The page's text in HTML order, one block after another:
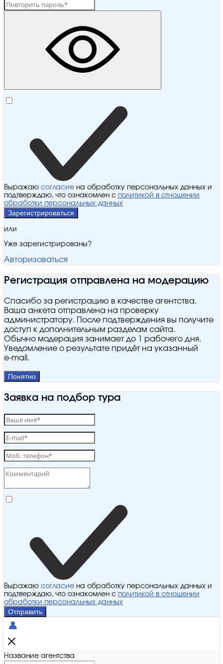
Выражаю согласие на обработку персональных данных и
подтверждаю, что ознакомлен с политикой в отношении
обработки персональных данных
Зарегистрироваться
или
Уже зарегистрированы?
Авторизоваться
Регистрация отправлена на модерацию
Спасибо за регистрацию в качестве агентства.
Ваша анкета отправлена на проверку
администратору. После подтверждения вы получите
доступ к дополнительным разделам сайта.
Обычно модерация занимает до 1 рабочего дня.
Уведомление о результате придёт на указанный
e‑mail.
Понятно
Заявка на подбор тура
Выражаю согласие на обработку персональных данных и
подтверждаю, что ознакомлен с политикой в отношении
обработки персональных данных
Отправить
Название агентства